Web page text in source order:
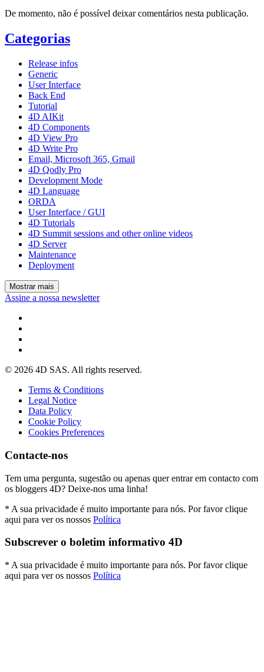
De momento, não é possível deixar comentários nesta publicação.
Categorias
Release infos
Generic
User Interface
Back End
Tutorial
4D AIKit
4D Components
4D View Pro
4D Write Pro
Email, Microsoft 365, Gmail
4D Qodly Pro
Development Mode
4D Language
ORDA
User Interface / GUI
4D Tutorials
4D Summit sessions and other online videos
4D Server
Maintenance
Deployment
Mostrar mais
Assine a nossa newsletter
© 2026 4D SAS. All rights reserved.
Terms & Conditions
Legal Notice
Data Policy
Cookie Policy
Cookies Preferences
Contacte-nos
Tem uma pergunta, sugestão ou apenas quer entrar em contacto com
os bloggers 4D? Deixe-nos uma linha!
* A sua privacidade é muito importante para nós. Por favor clique
aqui para ver os nossos Política
Subscrever o boletim informativo 4D
* A sua privacidade é muito importante para nós. Por favor clique
aqui para ver os nossos Política